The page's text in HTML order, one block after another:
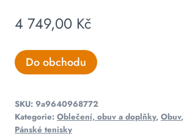
4 749,00 Kč
Do obchodu
SKU: 9a9640968772
Kategorie: Oblečení, obuv a doplňky, Obuv,
Pánské tenisky